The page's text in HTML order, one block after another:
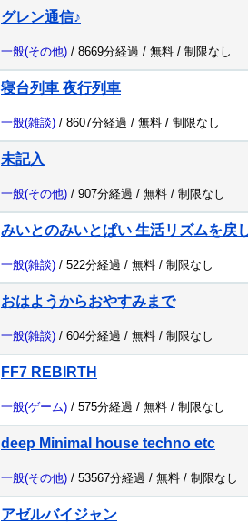
グレン通信♪
一般(その他) / 8669分経過 / 無料 / 制限なし
寝台列車 夜行列車
一般(雑談) / 8607分経過 / 無料 / 制限なし
未記入
一般(その他) / 907分経過 / 無料 / 制限なし
みいとのみいとぱい 生活リズムを戻
一般(雑談) / 522分経過 / 無料 / 制限なし
おはようからおやすみまで
一般(雑談) / 604分経過 / 無料 / 制限なし
FF7 REBIRTH
一般(ゲーム) / 575分経過 / 無料 / 制限なし
deep Minimal house techno etc
一般(その他) / 53567分経過 / 無料 / 制限なし
アゼルバイジャン